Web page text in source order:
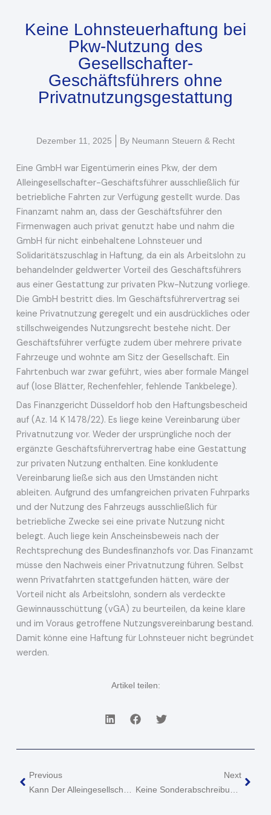
Keine Lohnsteuerhaftung bei
Pkw-Nutzung des
Gesellschafter-
Geschäftsführers ohne
Privatnutzungsgestattung
Dezember 11, 2025 By Neumann Steuern & Recht
Eine GmbH war Eigentümerin eines Pkw, der dem
Alleingesellschafter-Geschäftsführer ausschließlich für
betriebliche Fahrten zur Verfügung gestellt wurde. Das
Finanzamt nahm an, dass der Geschäftsführer den
Firmenwagen auch privat genutzt habe und nahm die
GmbH für nicht einbehaltene Lohnsteuer und
Solidaritätszuschlag in Haftung, da ein als Arbeitslohn zu
behandelnder geldwerter Vorteil des Geschäftsführers
aus einer Gestattung zur privaten Pkw-Nutzung vorliege.
Die GmbH bestritt dies. Im Geschäftsführervertrag sei
keine Privatnutzung geregelt und ein ausdrückliches oder
stillschweigendes Nutzungsrecht bestehe nicht. Der
Geschäftsführer verfügte zudem über mehrere private
Fahrzeuge und wohnte am Sitz der Gesellschaft. Ein
Fahrtenbuch war zwar geführt, wies aber formale Mängel
auf (lose Blätter, Rechenfehler, fehlende Tankbelege).
Das Finanzgericht Düsseldorf hob den Haftungsbescheid
auf (Az. 14 K 1478/22). Es liege keine Vereinbarung über
Privatnutzung vor. Weder der ursprüngliche noch der
ergänzte Geschäftsführervertrag habe eine Gestattung
zur privaten Nutzung enthalten. Eine konkludente
Vereinbarung ließe sich aus den Umständen nicht
ableiten. Aufgrund des umfangreichen privaten Fuhrparks
und der Nutzung des Fahrzeugs ausschließlich für
betriebliche Zwecke sei eine private Nutzung nicht
belegt. Auch liege kein Anscheinsbeweis nach der
Rechtsprechung des Bundesfinanzhofs vor. Das Finanzamt
müsse den Nachweis einer Privatnutzung führen. Selbst
wenn Privatfahrten stattgefunden hätten, wäre der
Vorteil nicht als Arbeitslohn, sondern als verdeckte
Gewinnausschüttung (vGA) zu beurteilen, da keine klare
und im Voraus getroffene Nutzungsvereinbarung bestand.
Damit könne eine Haftung für Lohnsteuer nicht begründet
werden.
Artikel teilen:
Zurück
Previous
Next